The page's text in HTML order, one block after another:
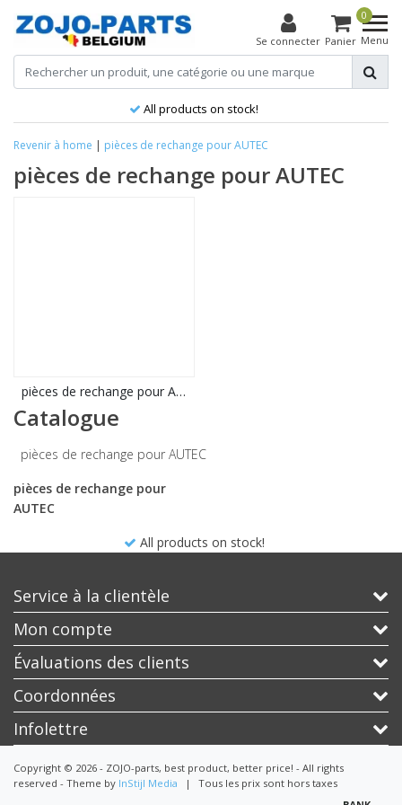
Se connecter
0
Panier Menu
All products on stock!
Revenir à home | pièces de rechange pour AUTEC
pièces de rechange pour AUTEC
pièces de rechange pour AUTEC
Catalogue
pièces de rechange pour AUTEC
pièces de rechange pour
AUTEC
All products on stock!
Service à la clientèle
Mon compte
Évaluations des clients
Coordonnées
Infolettre
Copyright © 2026 - ZOJO-parts, best product, better price! - All rights
reserved - Theme by InStijl Media | Tous les prix sont hors taxes